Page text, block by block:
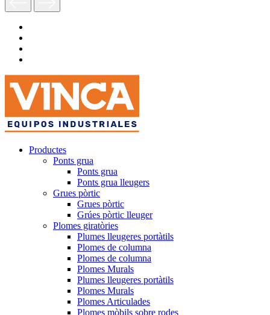
Productes
Ponts grua
Ponts grua
Ponts grua lleugers
Grues pòrtic
Grues pòrtic
Grúes pòrtic lleuger
Plomes giratòries
Plumes lleugeres portàtils
Plomes de columna
Plomes de columna
Plomes Murals
Plumes lleugeres portàtils
Plomes Murals
Plomes Articulades
Plomes mòbils sobre rodes